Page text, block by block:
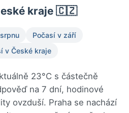
kraje 🇨🇿
Počasí v září
v České kraje
23°C s částečně
na 7 dní, hodinové
ovzduší. Praha se nachází